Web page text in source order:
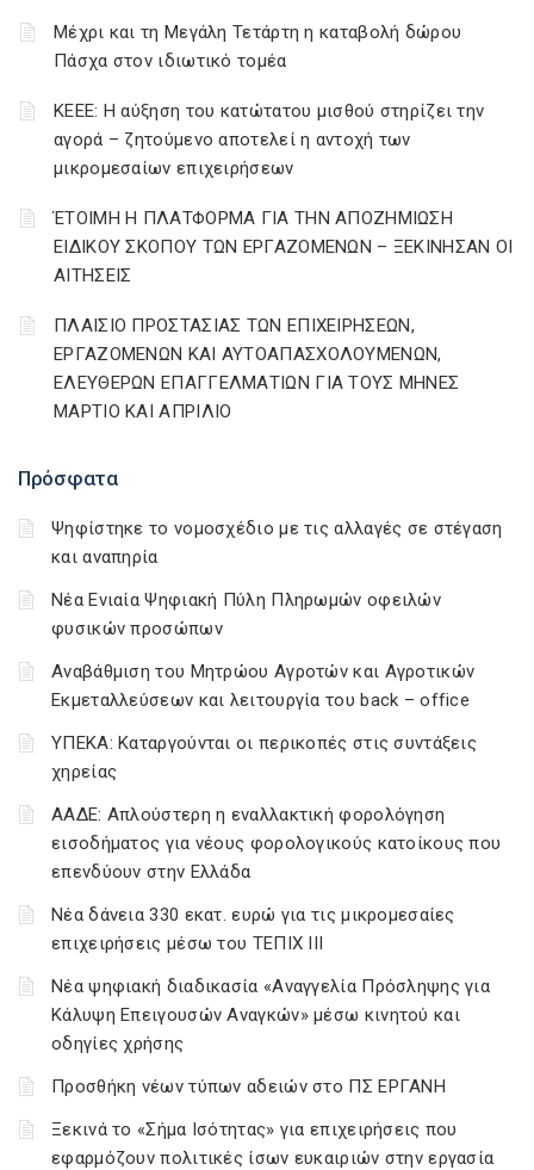
Πρόσφατα
Ψηφίστηκε το νομοσχέδιο με τις αλλαγές σε στέγαση
και αναπηρία
Νέα Ενιαία Ψηφιακή Πύλη Πληρωμών οφειλών
φυσικών προσώπων
Αναβάθμιση του Μητρώου Αγροτών και Αγροτικών
Εκμεταλλεύσεων και λειτουργία του back – office
ΥΠΕΚΑ: Καταργούνται οι περικοπές στις συντάξεις
χηρείας
ΑΑΔΕ: Απλούστερη η εναλλακτική φορολόγηση
εισοδήματος για νέους φορολογικούς κατοίκους που
επενδύουν στην Ελλάδα
Νέα δάνεια 330 εκατ. ευρώ για τις μικρομεσαίες
επιχειρήσεις μέσω του ΤΕΠΙΧ ΙΙΙ
Νέα ψηφιακή διαδικασία «Αναγγελία Πρόσληψης για
Κάλυψη Επειγουσών Αναγκών» μέσω κινητού και
οδηγίες χρήσης
Προσθήκη νέων τύπων αδειών στο ΠΣ ΕΡΓΑΝΗ
Ξεκινά το «Σήμα Ισότητας» για επιχειρήσεις που
εφαρμόζουν πολιτικές ίσων ευκαιριών στην εργασία
Μέχρι και τη Μεγάλη Τετάρτη η καταβολή δώρου
Πάσχα στον ιδιωτικό τομέα
ΚΕΕΕ: Η αύξηση του κατώτατου μισθού στηρίζει την
αγορά – ζητούμενο αποτελεί η αντοχή των
μικρομεσαίων επιχειρήσεων
ΈΤΟΙΜΗ Η ΠΛΑΤΦΟΡΜΑ ΓΙΑ ΤΗΝ ΑΠΟΖΗΜΙΩΣΗ
ΕΙΔΙΚΟΥ ΣΚΟΠΟΥ ΤΩΝ ΕΡΓΑΖΟΜΕΝΩΝ – ΞΕΚΙΝΗΣΑΝ ΟΙ
ΑΙΤΗΣΕΙΣ
ΠΛΑΙΣΙΟ ΠΡΟΣΤΑΣΙΑΣ ΤΩΝ ΕΠΙΧΕΙΡΗΣΕΩΝ,
ΕΡΓΑΖΟΜΕΝΩΝ ΚΑΙ ΑΥΤΟΑΠΑΣΧΟΛΟΥΜΕΝΩΝ,
ΕΛΕΥΘΕΡΩΝ ΕΠΑΓΓΕΛΜΑΤΙΩΝ ΓΙΑ ΤΟΥΣ ΜΗΝΕΣ
ΜΑΡΤΙΟ ΚΑΙ ΑΠΡΙΛΙΟ